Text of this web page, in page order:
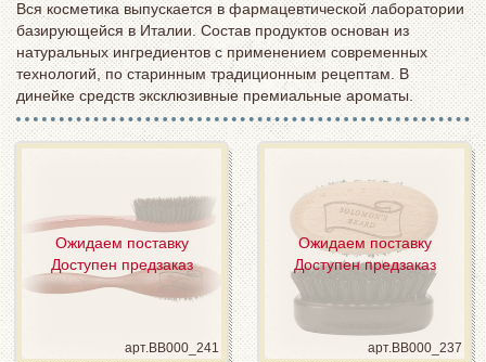
Вся косметика выпускается в фармацевтической лаборатории
базирующейся в Италии. Состав продуктов основан из
натуральных ингредиентов с применением современных
технологий, по старинным традиционным рецептам. В
динейке средств эксклюзивные премиальные ароматы.
Ожидаем поставку
Доступен предзаказ
арт.BB000_241
Ожидаем поставку
Доступен предзаказ
арт.BB000_237